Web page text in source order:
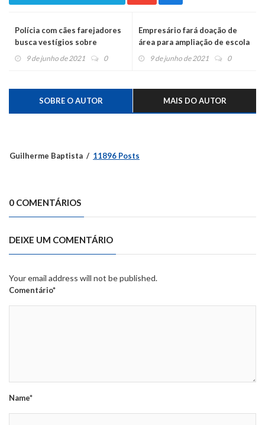
Polícia com cães farejadores
busca vestígios sobre
desaparecido
9 de junho de 2021 0
Empresário fará doação de
área para ampliação de escola
em Salvador do Sul
9 de junho de 2021 0
SOBRE O AUTOR MAIS DO AUTOR
Guilherme Baptista 11896 Posts
0 COMENTÁRIOS
DEIXE UM COMENTÁRIO
Your email address will not be published.
Comentário*
Name*